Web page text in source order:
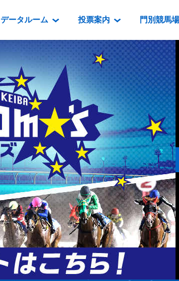
過去開催情報
番組・級別表ダウンロード
開催日程
開催カレンダー
重賞競走体系図
スタリオンシリーズ競走
発売情報
道内の発売情報(PDF)
道外の発売情報
データルーム
映像コンテンツ
重賞競走VTR
重賞競走参考VTR
レースダイジェスト
新馬ダイジェスト
投票案内
投票案内
電話・インター
場外発売所
実況・テレホンサ
発売・払戻
門別競馬
門別競馬場情報
門別競馬場グルメ
とねっこジンギスカン
いずみ食堂
ルンビニフードカフェ
勝馬屋